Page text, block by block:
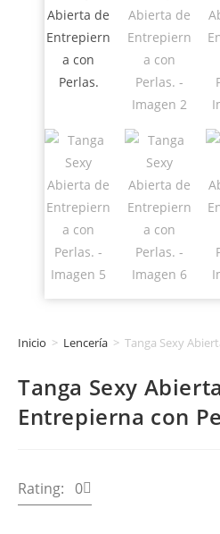
Inicio > Lencería > Tanga Sexy
Tanga Sexy
Entrepierna con
Rating: 0